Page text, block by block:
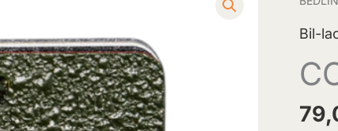
Bil-
mängd